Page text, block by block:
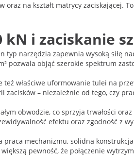
na kształt matrycy zaciskającej.
kN i zaciskanie
narzędzia zapewnia wysoką siłę
pozwala objąć szerokie spektrum
właściwe uformowanie tulei na
– niezależnie od tego, czy
obwodzie, co sprzyja trwałości
efektu oraz zgodność z
praca mechanizmu, solidna
pewność, że połączenie